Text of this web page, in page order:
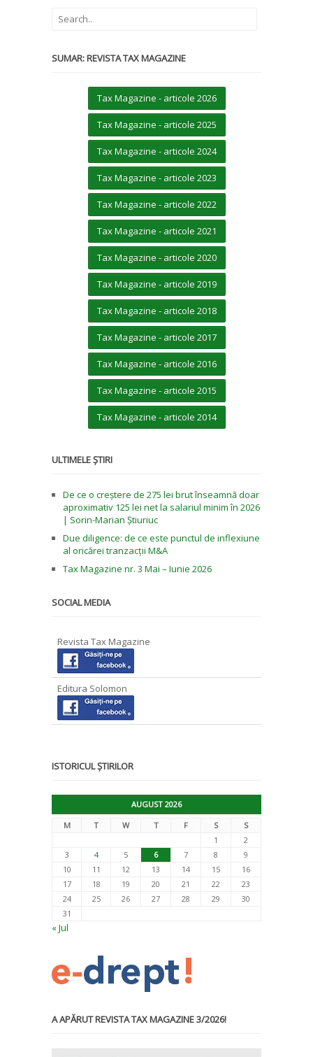
SUMAR: REVISTA TAX MAGAZINE
Tax Magazine - articole 2026
Tax Magazine - articole 2025
Tax Magazine - articole 2024
Tax Magazine - articole 2023
Tax Magazine - articole 2022
Tax Magazine - articole 2021
Tax Magazine - articole 2020
Tax Magazine - articole 2019
Tax Magazine - articole 2018
Tax Magazine - articole 2017
Tax Magazine - articole 2016
Tax Magazine - articole 2015
Tax Magazine - articole 2014
ULTIMELE ȘTIRI
De ce o creștere de 275 lei brut înseamnă doar
aproximativ 125 lei net la salariul minim în 2026
| Sorin-Marian Știuriuc
Due diligence: de ce este punctul de inflexiune
al oricărei tranzacții M&A
Tax Magazine nr. 3 Mai – Iunie 2026
SOCIAL MEDIA
Revista Tax Magazine
Editura Solomon
ISTORICUL ȘTIRILOR
AUGUST 2026
M
T W T F S
S
1
2
3
4 5 6 7 8
9
10
11 12 13 14 15
16
17
18 19 20 21 22
23
24
25 26 27 28 29
30
31
« Jul
A APĂRUT REVISTA TAX MAGAZINE 3/2026!